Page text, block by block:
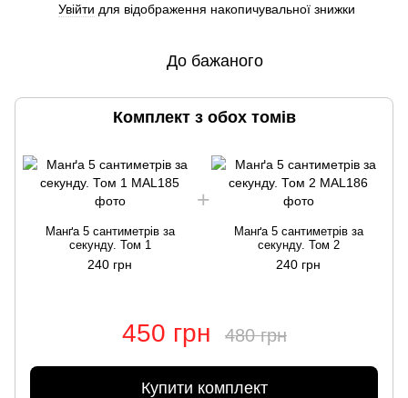
Увійти для відображення накопичувальної знижки
До бажаного
Комплект з обох томів
Манґа 5 сантиметрів за
секунду. Том 1
240 грн
Манґа 5 сантиметрів за
секунду. Том 2
240 грн
450 грн 480 грн
Купити комплект